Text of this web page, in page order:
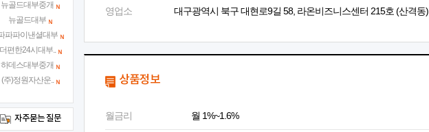
영업소
대구광역시 북구 대현로9길 58, 라온비즈니스센터 215호 (산격동)
상품정보
월금리 월 1%~1.6%
뉴골드대부중개
뉴골드대부
파파이낸셜대부
편한24시대부..
하데스대부중개
(주)정원자산운..
자주묻는 질문